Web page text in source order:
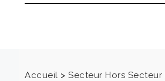
Accueil > Secteur Hors